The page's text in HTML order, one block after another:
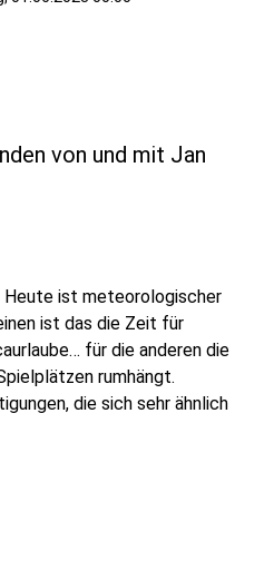
von und mit Jan
Heute ist meteorologischer
ist das die Zeit für
für die anderen die
rumhängt.
die sich sehr ähnlich